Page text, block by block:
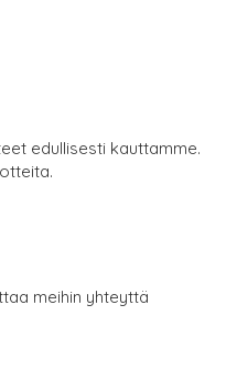
edullisesti kauttamme.
meihin yhteyttä